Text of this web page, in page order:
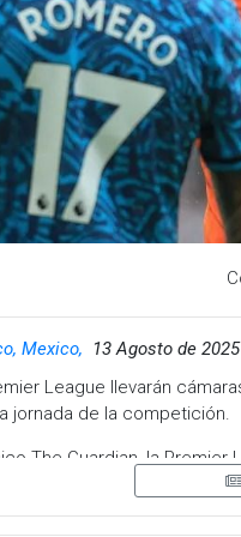
tiempo en un partido ante
en la postemporada
Diego FC, el futuro de
la Liga MX como Cruz
lo que el atacante
nuestro contenido |
| Instagram:
Mexico,
13 Agosto de
League llevarán
jornada de la competición.
The Guardian, la